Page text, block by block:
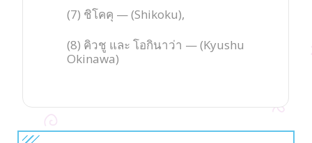
(7) ชิโคคุ — (Shikoku),
(8) คิวชู และ โอกินาว่า — (Kyushu
Okinawa)